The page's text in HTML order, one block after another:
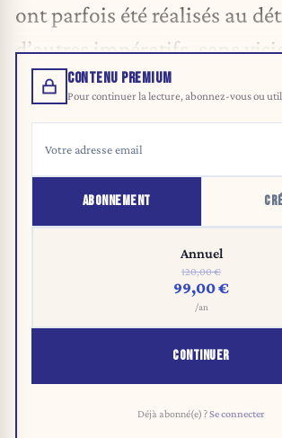
ont parfois été réalisés au
d’autres impératifs, sans
CONTENU PREMIUM
Pour continuer la lecture, abonnez-vous ou
ABONNEMENT
Annuel
120,00 €
99,00 €
/an
CONTINUER
Déjà abonné(e) ?Se connecter